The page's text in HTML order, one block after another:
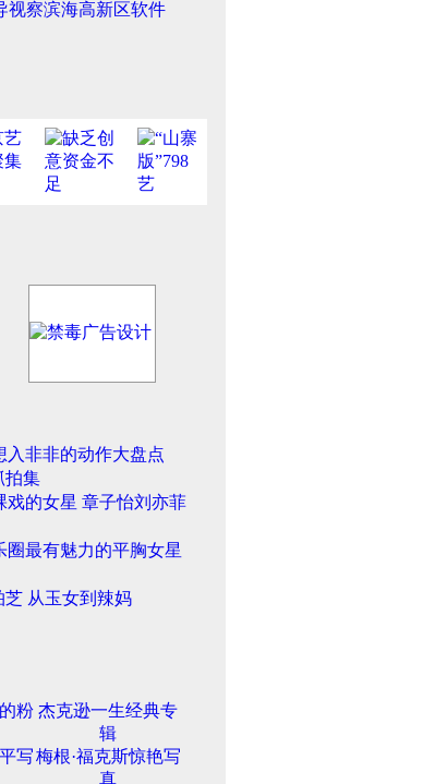
视察滨海高新区软件
入非非的动作大盘点
拍集
戏的女星 章子怡刘亦菲
圈最有魅力的平胸女星
芝 从玉女到辣妈
粉 杰克逊一生经典专
辑
写梅根·福克斯惊艳写
真